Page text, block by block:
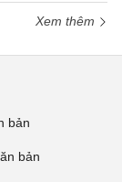
Xem thêm
bản
bản